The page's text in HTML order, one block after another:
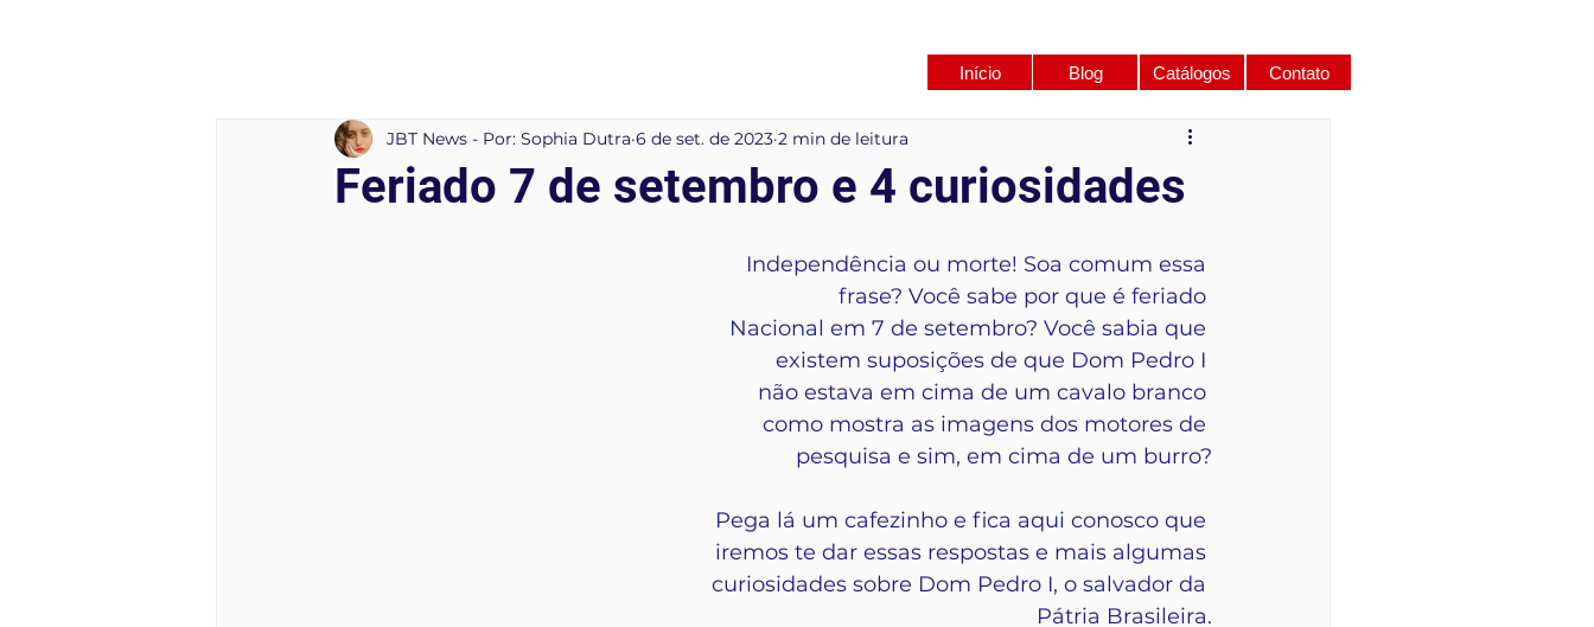
Feriado 7 de setembro e 4 curiosidades
JBT News - Por: Sophia Dutra 6 de set. de 2023 2 min de leitura
Independência ou morte! Soa comum essa
frase? Você sabe por que é feriado
Nacional em 7 de setembro? Você sabia que
existem suposições de que Dom Pedro I
não estava em cima de um cavalo branco
como mostra as imagens dos motores de
pesquisa e sim, em cima de um burro?
Pega lá um cafezinho e fica aqui conosco que
iremos te dar essas respostas e mais algumas
curiosidades sobre Dom Pedro I, o salvador da
Pátria Brasileira.
Início Blog Catálogos Contato